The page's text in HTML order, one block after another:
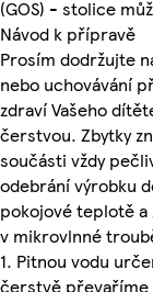
(GOS) - stolice
Návod k přípravě
Prosím dodržujte
nebo uchovávání
zdraví Vašeho
čerstvou. Zbytky
součásti vždy
odebrání výrobku
pokojové teplotě
v mikrovlnné
1. Pitnou vodu
čerstvě převaříme